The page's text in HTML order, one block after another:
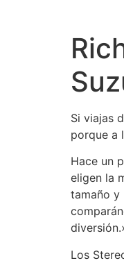
Si viajas
porque a
Hace un
eligen la
tamaño y
Los